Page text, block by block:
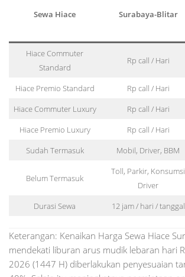
Sewa Hiace Surabaya-Blitar
Hiace Commuter
Standard
Rp call / Hari
Hiace Premio Standard Rp call / Hari
Hiace Commuter Luxury
Rp call / Hari
Hiace Premio Luxury
Rp call / Hari
Sudah Termasuk
Mobil, Driver, BBM
Belum Termasuk
Toll, Parkir, Konsumsi
Driver
Durasi Sewa
12 jam / hari / tanggal
Keterangan: Kenaikan Harga Sewa Hiace
mendekati liburan arus mudik lebaran hari
2026 (1447 H) diberlakukan penyesuaian